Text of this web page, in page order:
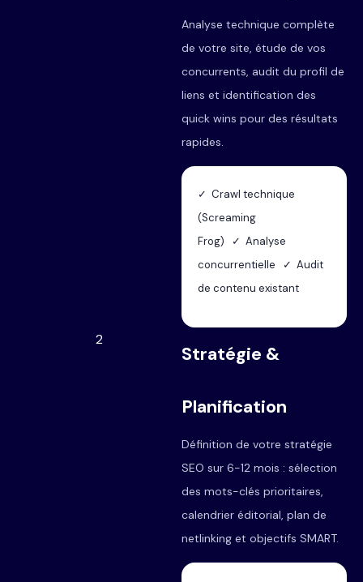
Analyse technique complète
de votre site, étude de vos
concurrents, audit du profil de
liens et identification des
quick wins pour des résultats
rapides.
✓ Crawl technique
(Screaming
Frog) ✓ Analyse
concurrentielle ✓ Audit
de contenu existant
2
Stratégie &
Planification
Définition de votre stratégie
SEO sur 6-12 mois : sélection
des mots-clés prioritaires,
calendrier éditorial, plan de
netlinking et objectifs SMART.